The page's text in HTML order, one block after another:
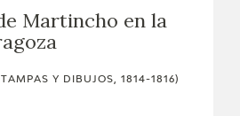
Martincho en la
Y DIBUJOS, 1814-1816)